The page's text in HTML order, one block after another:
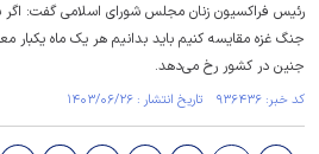
رئیس فراکسیون زنان مجلس شورای اسلامی گفت: اگر
جنگ غزه مقایسه کنیم باید بدانیم هر یک ماه
جنین در کشور رخ می‌دهد.
کد خبر: ۹۳۶۴۳۶ تاریخ انتشار : ۱۴۰۳/۰۶/۲۶